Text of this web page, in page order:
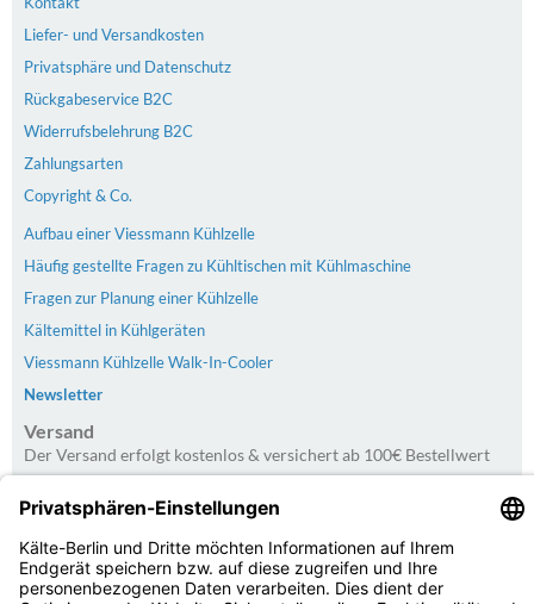
Liefer- und Versandkosten
Privatsphäre und Datenschutz
Rückgabeservice B2C
Widerrufsbelehrung B2C
Zahlungsarten
Copyright & Co.
Aufbau einer Viessmann Kühlzelle
Häufig gestellte Fragen zu Kühltischen mit Kühlmaschine
Fragen zur Planung einer Kühlzelle
Kältemittel in Kühlgeräten
Viessmann Kühlzelle Walk-In-Cooler
Newsletter
Versand
Der Versand erfolgt kostenlos & versichert ab 100€ Bestellwert
PayPal | Rechnung | Kreditkarte | Vorkasse
Kundenbewertungen von Trusted Shops
4.75/5.00 bei20Bewertungen
Kaelte-Berlin.com Kundenbewertungen | Trusted Shops